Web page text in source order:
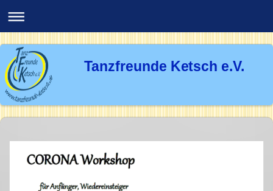
Tanzfreunde Ketsch e.V.